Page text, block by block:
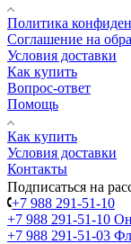
Политика
Соглашение на
Условия доставки
Как купить
Вопрос-ответ
Помощь
Как купить
Условия доставки
Контакты
Подписаться на
+7 988 291-51-10
+7 988 291-51-10
+7 988 291-51-03